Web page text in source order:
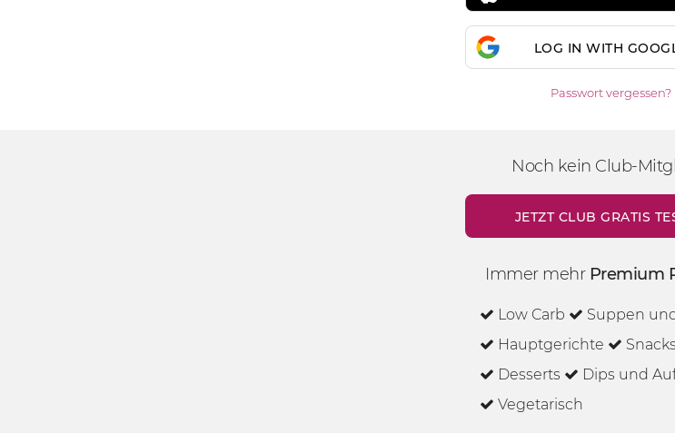
LOG IN WITH
Passwort vergessen?
Noch kein Club-
JETZT CLUB GRATIS
Immer mehr Premium
Low Carb
Suppen
Hauptgerichte
Snacks
Desserts
Dips und
Vegetarisch